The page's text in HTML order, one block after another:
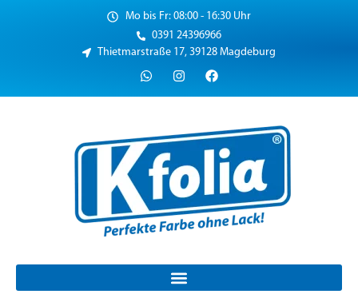
Mo bis Fr: 08:00 - 16:30 Uhr
0391 24396966
Thietmarstraße 17, 39128 Magdeburg